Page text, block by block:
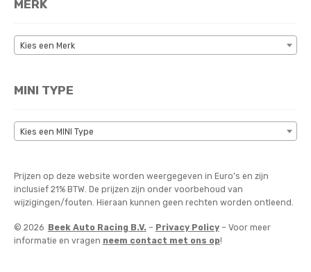
MERK
Kies een Merk
MINI TYPE
Kies een MINI Type
Prijzen op deze website worden weergegeven in Euro’s en zijn
inclusief 21% BTW. De prijzen zijn onder voorbehoud van
wijzigingen/fouten. Hieraan kunnen geen rechten worden ontleend.
© 2026 Beek Auto Racing B.V. – Privacy Policy– Voor meer
informatie en vragen neem contact met ons op!